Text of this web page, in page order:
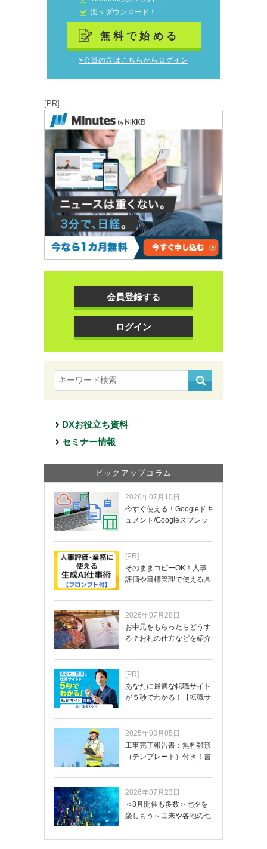
楽々ダウンロード！
無料で始める
>会員の方はこちらからログイン
[PR]
会員登録する
ログイン
DXお役立ち資料
セミナー情報
ピックアップコラム
2026年07月10日
今すぐ使える！Googleドキ
ュメント/Googleスプレッ
[PR]
そのままコピーOK！人事
評価や目標管理で使える具
2026年07月28日
お中元をもらったらどうす
る？お礼の仕方などを紹介
[PR]
あなたに最適な転職サイト
が５秒でわかる！【転職サ
2025年03月05日
工事完了報告書：無料雛形
（テンプレート）付き！書
2026年07月23日
＜8月開催も多数＞七夕を
楽しもう～由来や各地の七